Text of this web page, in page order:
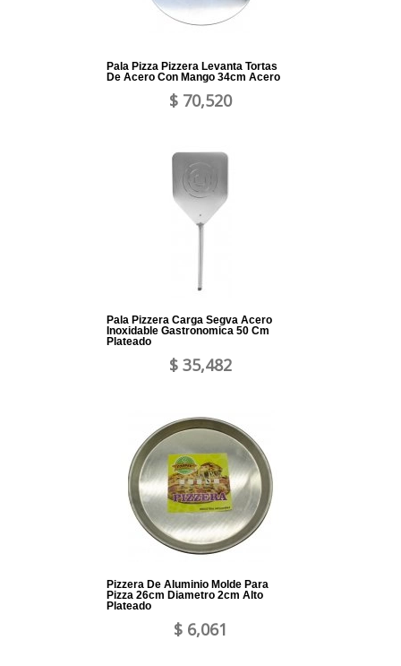
Pala Pizza Pizzera Levanta Tortas
De Acero Con Mango 34cm Acero
$ 70,520
Pala Pizzera Carga Segva Acero
Inoxidable Gastronomica 50 Cm
Plateado
$ 35,482
Pizzera De Aluminio Molde Para
Pizza 26cm Diametro 2cm Alto
Plateado
$ 6,061